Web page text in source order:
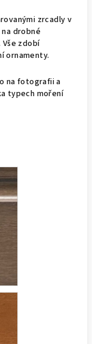
zrcadly v
drobné
Vše zdobí
ornamenty.
na fotografii a
typech moření